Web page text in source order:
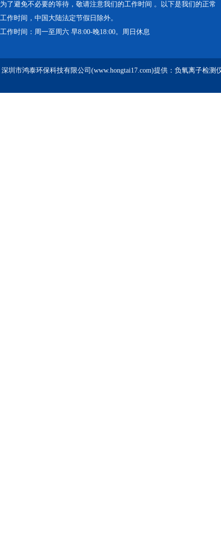
为了避免不必要的等待，敬请注意我们的工作时间 。以下是我们的正常
工作时间，中国大陆法定节假日除外。
工作时间：周一至周六 早8:00-晚18:00。周日休息
深圳市鸿泰环保科技有限公司(www.hongtai17.com)提供：负氧离子检